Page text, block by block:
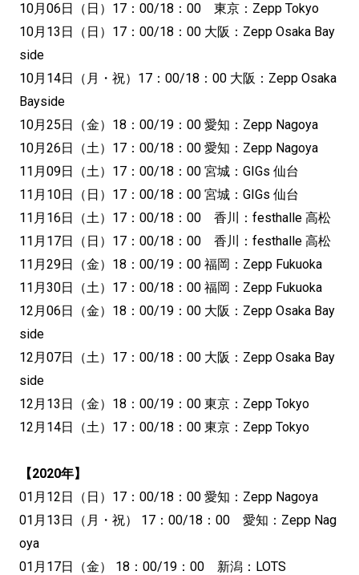
10月06日（日）17：00/18：00 東京：Zepp Tokyo
10月13日（日）17：00/18：00 大阪：Zepp Osaka Bay
side
10月14日（月・祝）17：00/18：00 大阪：Zepp Osaka
Bayside
10月25日（金）18：00/19：00 愛知：Zepp Nagoya
10月26日（土）17：00/18：00 愛知：Zepp Nagoya
11月09日（土）17：00/18：00 宮城：GIGs 仙台
11月10日（日）17：00/18：00 宮城：GIGs 仙台
11月16日（土）17：00/18：00 香川：festhalle 高松
11月17日（日）17：00/18：00 香川：festhalle 高松
11月29日（金）18：00/19：00 福岡：Zepp Fukuoka
11月30日（土）17：00/18：00 福岡：Zepp Fukuoka
12月06日（金）18：00/19：00 大阪：Zepp Osaka Bay
side
12月07日（土）17：00/18：00 大阪：Zepp Osaka Bay
side
12月13日（金）18：00/19：00 東京：Zepp Tokyo
12月14日（土）17：00/18：00 東京：Zepp Tokyo
【2020年】
01月12日（日）17：00/18：00 愛知：Zepp Nagoya
01月13日（月・祝） 17：00/18：00 愛知：Zepp Nag
oya
01月17日（金） 18：00/19：00 新潟：LOTS